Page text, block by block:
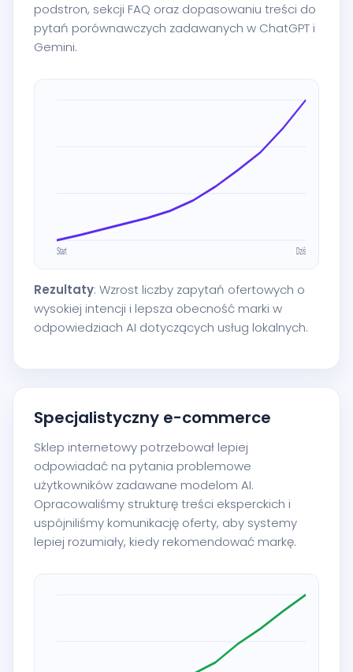
podstron, sekcji FAQ oraz dopasowaniu treści do
pytań porównawczych zadawanych w ChatGPT i
Gemini.
Rezultaty: Wzrost liczby zapytań ofertowych o
wysokiej intencji i lepsza obecność marki w
odpowiedziach AI dotyczących usług lokalnych.
Specjalistyczny e-commerce
Sklep internetowy potrzebował lepiej
odpowiadać na pytania problemowe
użytkowników zadawane modelom AI.
Opracowaliśmy strukturę treści eksperckich i
uspójniliśmy komunikację oferty, aby systemy
lepiej rozumiały, kiedy rekomendować markę.